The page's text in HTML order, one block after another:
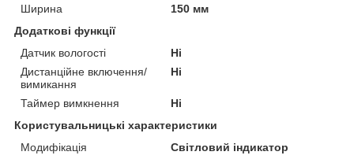
Ширина
150 мм
Додаткові функції
Датчик вологості
Ні
Дистанційне включення/
вимикання
Ні
Таймер вимкнення
Ні
Користувальницькі характеристики
Модифікація
Світловий індикатор